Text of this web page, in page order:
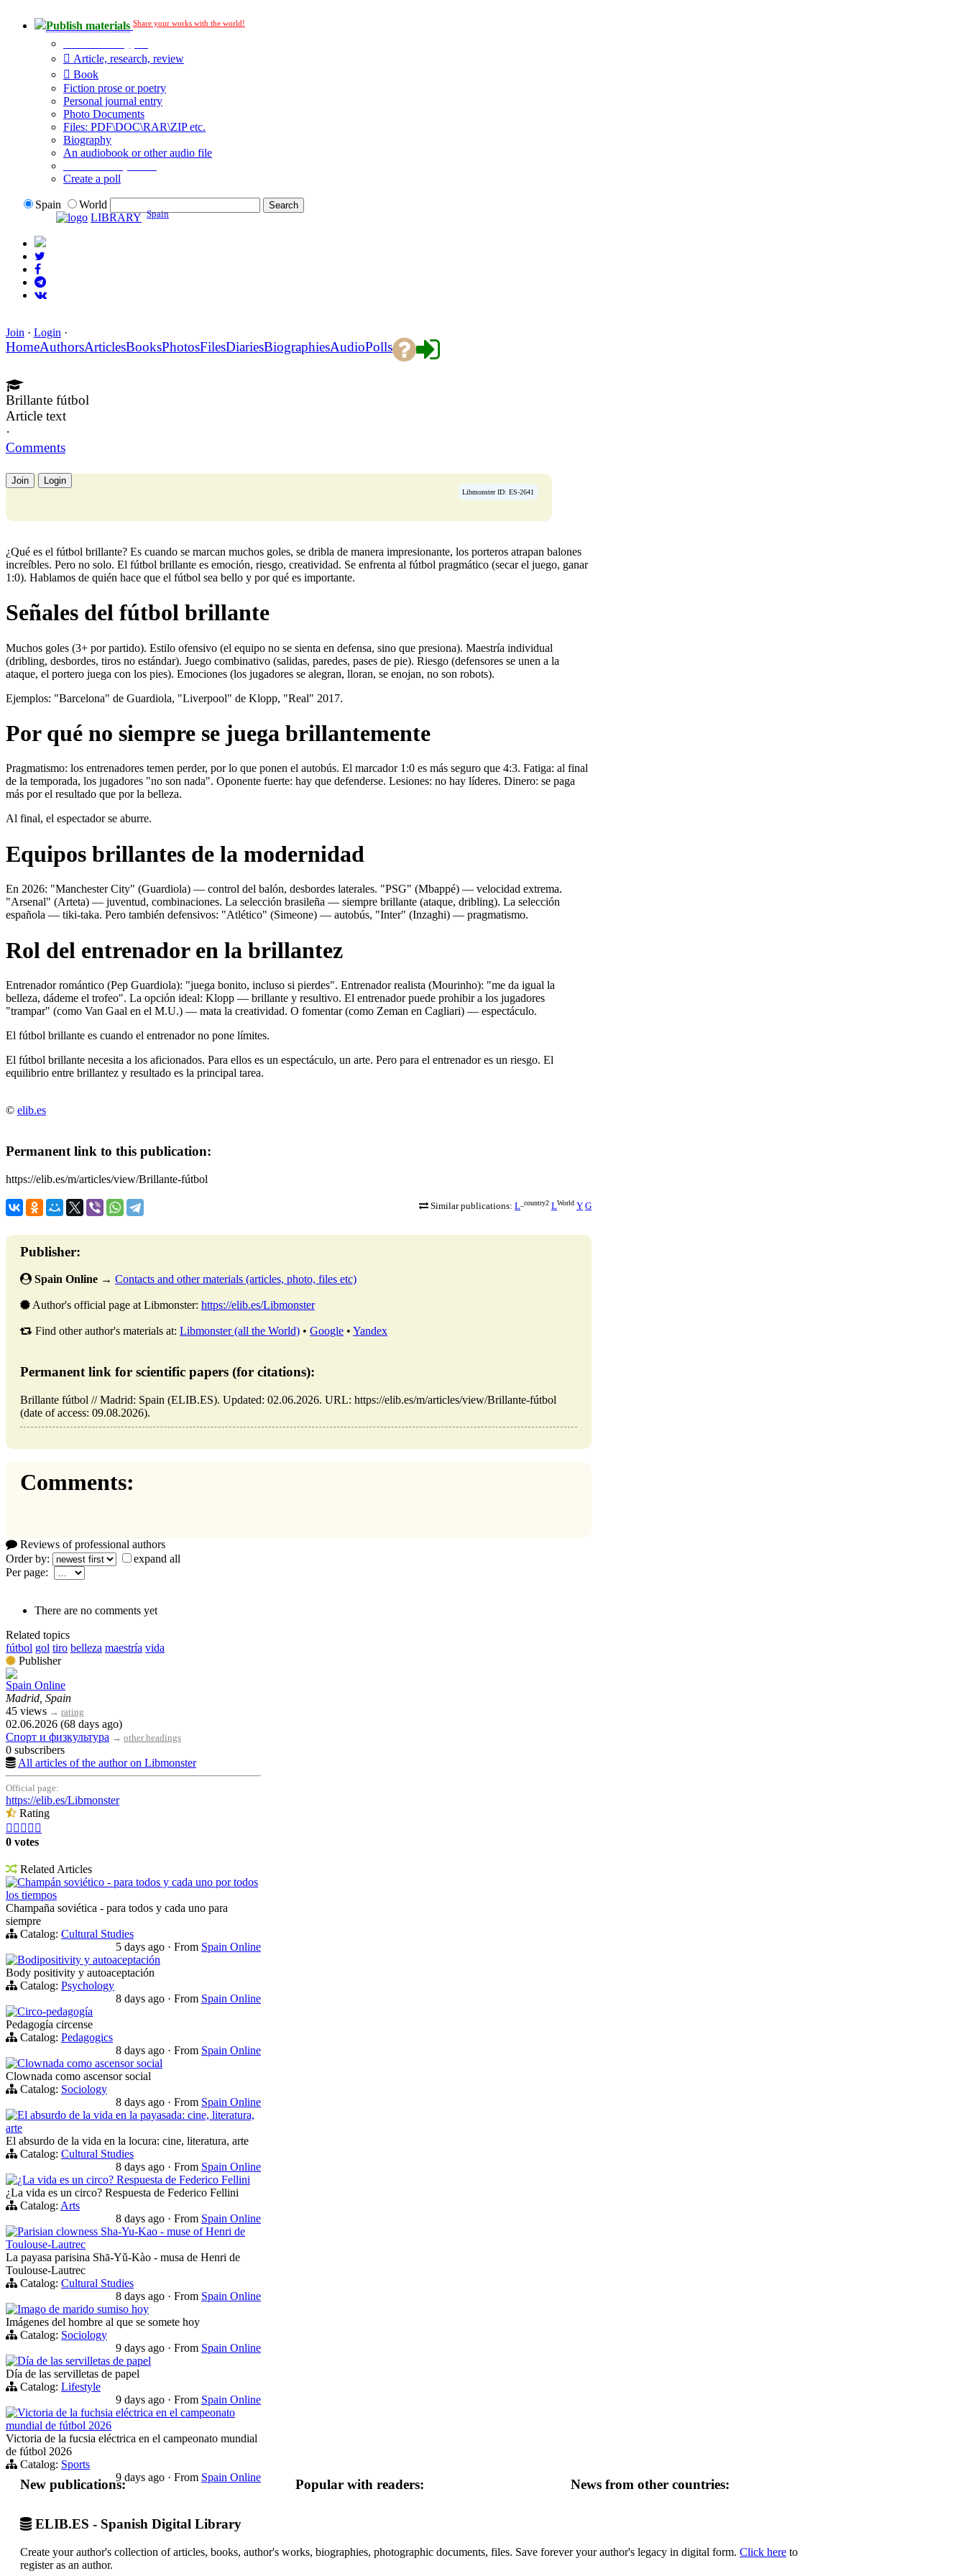
Publish materials Share your works with the world!
Article, research, review
Book
Fiction prose or poetry
Personal journal entry
Photo Documents
Files: PDF\DOC\RAR\ZIP etc.
Biography
An audiobook or other audio file
Create a poll
Spain
World
LIBRARY Spain
Join · Login ·
HomeAuthorsArticlesBooksPhotosFilesDiariesBiographiesAudioPolls
Brillante fútbol
Article text
·
Comments
Join Login
Libmonster ID: ES-2641
¿Qué es el fútbol brillante? Es cuando se marcan muchos goles, se dribla de manera impresionante, los porteros atrapan balones
increíbles. Pero no solo. El fútbol brillante es emoción, riesgo, creatividad. Se enfrenta al fútbol pragmático (secar el juego, ganar
1:0). Hablamos de quién hace que el fútbol sea bello y por qué es importante.
Señales del fútbol brillante
Muchos goles (3+ por partido). Estilo ofensivo (el equipo no se sienta en defensa, sino que presiona). Maestría individual
(dribling, desbordes, tiros no estándar). Juego combinativo (salidas, paredes, pases de pie). Riesgo (defensores se unen a la
ataque, el portero juega con los pies). Emociones (los jugadores se alegran, lloran, se enojan, no son robots).
Ejemplos: "Barcelona" de Guardiola, "Liverpool" de Klopp, "Real" 2017.
Por qué no siempre se juega brillantemente
Pragmatismo: los entrenadores temen perder, por lo que ponen el autobús. El marcador 1:0 es más seguro que 4:3. Fatiga: al final
de la temporada, los jugadores "no son nada". Oponente fuerte: hay que defenderse. Lesiones: no hay líderes. Dinero: se paga
más por el resultado que por la belleza.
Al final, el espectador se aburre.
Equipos brillantes de la modernidad
En 2026: "Manchester City" (Guardiola) — control del balón, desbordes laterales. "PSG" (Mbappé) — velocidad extrema.
"Arsenal" (Arteta) — juventud, combinaciones. La selección brasileña — siempre brillante (ataque, dribling). La selección
española — tiki-taka. Pero también defensivos: "Atlético" (Simeone) — autobús, "Inter" (Inzaghi) — pragmatismo.
Rol del entrenador en la brillantez
Entrenador romántico (Pep Guardiola): "juega bonito, incluso si pierdes". Entrenador realista (Mourinho): "me da igual la
belleza, dádeme el trofeo". La opción ideal: Klopp — brillante y resultivo. El entrenador puede prohibir a los jugadores
"trampar" (como Van Gaal en el M.U.) — mata la creatividad. O fomentar (como Zeman en Cagliari) — espectáculo.
El fútbol brillante es cuando el entrenador no pone límites.
El fútbol brillante necesita a los aficionados. Para ellos es un espectáculo, un arte. Pero para el entrenador es un riesgo. El
equilibrio entre brillantez y resultado es la principal tarea.
© elib.es
Permanent link to this publication:
https://elib.es/m/articles/view/Brillante-fútbol
Similar publications: L _country2 LWorld Y G
Publisher:
Spain Online → Contacts and other materials (articles, photo, files etc)
Author's official page at Libmonster: https://elib.es/Libmonster
Find other author's materials at: Libmonster (all the World) • Google • Yandex
Permanent link for scientific papers (for citations):
Brillante fútbol // Madrid: Spain (ELIB.ES). Updated: 02.06.2026. URL: https://elib.es/m/articles/view/Brillante-fútbol
(date of access: 09.08.2026).
Comments:
Reviews of professional authors
Order by:
expand all
Per page:
There are no comments yet
Related topics
fútbol gol tiro belleza maestría vida
Publisher
Spain Online
Madrid, Spain
45 views → rating
02.06.2026 (68 days ago)
Спорт и физкультура → other headings
0 subscribers
All articles of the author on Libmonster
Official page:
https://elib.es/Libmonster
Rating
    
0 votes
Related Articles
Champán soviético - para todos y cada uno por todos
los tiempos
Champaña soviética - para todos y cada uno para
siempre
Catalog: Cultural Studies
5 days ago · From Spain Online
Bodipositivity y autoaceptación
Body positivity y autoaceptación
Catalog: Psychology
8 days ago · From Spain Online
Circo-pedagogía
Pedagogía circense
Catalog: Pedagogics
8 days ago · From Spain Online
Clownada como ascensor social
Clownada como ascensor social
Catalog: Sociology
8 days ago · From Spain Online
El absurdo de la vida en la payasada: cine, literatura,
arte
El absurdo de la vida en la locura: cine, literatura, arte
Catalog: Cultural Studies
8 days ago · From Spain Online
¿La vida es un circo? Respuesta de Federico Fellini
¿La vida es un circo? Respuesta de Federico Fellini
Catalog: Arts
8 days ago · From Spain Online
Parisian clowness Sha-Yu-Kao - muse of Henri de
Toulouse-Lautrec
La payasa parisina Shā-Yǔ-Kào - musa de Henri de
Toulouse-Lautrec
Catalog: Cultural Studies
8 days ago · From Spain Online
Imago de marido sumiso hoy
Imágenes del hombre al que se somete hoy
Catalog: Sociology
9 days ago · From Spain Online
Día de las servilletas de papel
Día de las servilletas de papel
Catalog: Lifestyle
9 days ago · From Spain Online
Victoria de la fuchsia eléctrica en el campeonato
mundial de fútbol 2026
Victoria de la fucsia eléctrica en el campeonato mundial
de fútbol 2026
Catalog: Sports
9 days ago · From Spain Online
New publications: Popular with readers: News from other countries:
ELIB.ES - Spanish Digital Library
Create your author's collection of articles, books, author's works, biographies, photographic documents, files. Save forever your author's legacy in digital form. Click here to
register as an author.